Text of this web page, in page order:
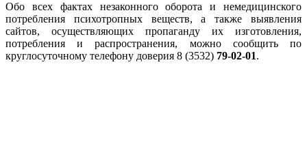
Обо всех фактах незаконного оборота и немедицинского
потребления психотропных веществ, а также выявления
сайтов, осуществляющих пропаганду их изготовления,
потребления и распространения, можно сообщить по
круглосуточному телефону доверия 8 (3532) 79-02-01.